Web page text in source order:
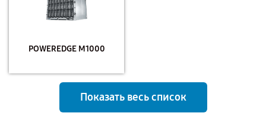
POWEREDGE M1000
Показать весь список